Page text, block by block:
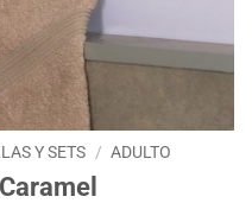
Y SETS / ADULTO